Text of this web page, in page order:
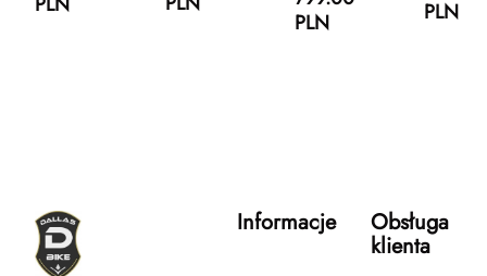
PLN
PLN
Informacje Obsługa
klienta